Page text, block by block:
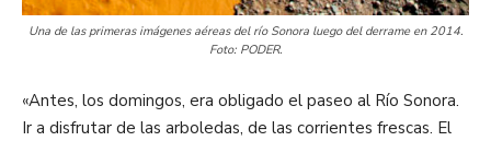
Una de las primeras imágenes aéreas del río Sonora luego del derrame en 2014.
Foto: PODER.
«Antes, los domingos, era obligado el paseo al Río Sonora.
Ir a disfrutar de las arboledas, de las corrientes frescas. El